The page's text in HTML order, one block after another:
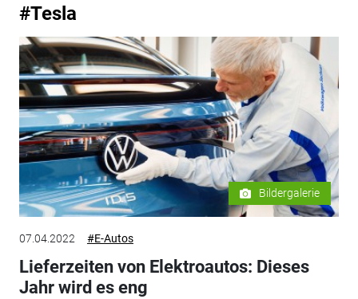
#Tesla
Bildergalerie
07.04.2022 #E-Autos
Lieferzeiten von Elektroautos: Dieses
Jahr wird es eng